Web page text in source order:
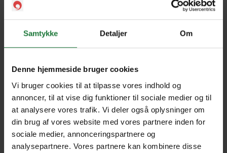
Samtykke Detaljer Om
Denne hjemmeside bruger cookies
Vi bruger cookies til at tilpasse vores indhold og
annoncer, til at vise dig funktioner til sociale medier og til
at analysere vores trafik. Vi deler også oplysninger om
din brug af vores website med vores partnere inden for
sociale medier, annonceringspartnere og
analysepartnere. Vores partnere kan kombinere disse
Emotional Balance
Forrige Næste